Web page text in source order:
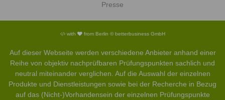
Presse
with from Berlin © betterbusiness GmbH
Auf dieser Webseite werden verschiedene Anbieter anhand einer
Reihe von objektiv nachprüfbaren Prüfungspunkten sachlich und
neutral miteinander verglichen. Auf die Auswahl der einzelnen
Produkte und Dienstleistungen sowie bei der Recherche in Bezug
auf das (Nicht-)Vorhandensein der einzelnen Prüfungspunkte